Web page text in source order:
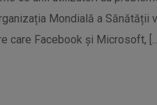
Mondială a Sănătății
care Facebook și Microsoft,